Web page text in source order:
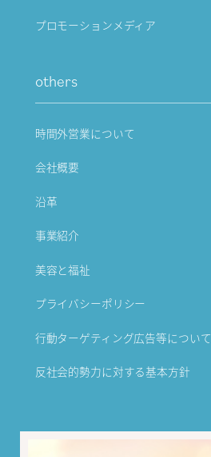
プロモーションメディア
others
時間外営業について
会社概要
沿革
事業紹介
美容と福祉
プライバシーポリシー
行動ターゲティング広告等について
反社会的勢力に対する基本方針